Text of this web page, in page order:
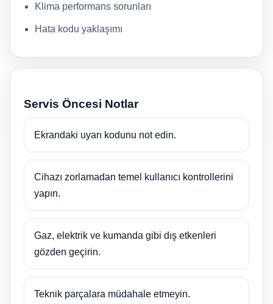
Klima performans sorunları
Hata kodu yaklaşımı
Servis Öncesi Notlar
Ekrandaki uyarı kodunu not edin.
Cihazı zorlamadan temel kullanıcı kontrollerini
yapın.
Gaz, elektrik ve kumanda gibi dış etkenleri
gözden geçirin.
Teknik parçalara müdahale etmeyin.